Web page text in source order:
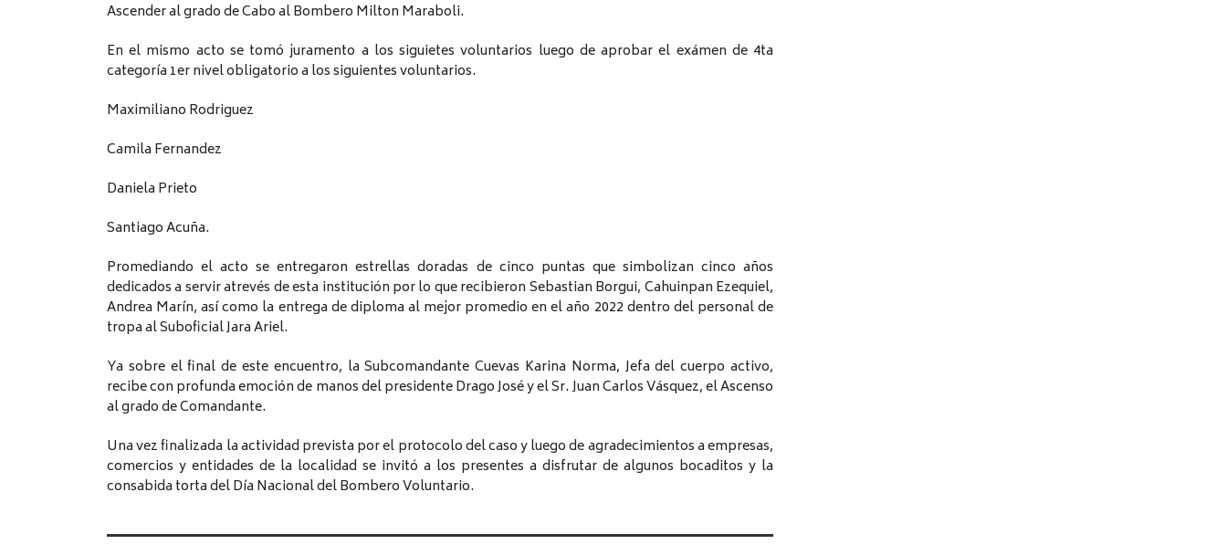
Ascender al grado de Cabo al Bombero Milton Maraboli.
En el mismo acto se tomó juramento a los siguietes voluntarios luego de aprobar el exámen de 4ta
categoría 1er nivel obligatorio a los siguientes voluntarios.
Maximiliano Rodriguez
Camila Fernandez
Daniela Prieto
Santiago Acuña.
Promediando el acto se entregaron estrellas doradas de cinco puntas que simbolizan cinco años
dedicados a servir atrevés de esta institución por lo que recibieron Sebastian Borgui, Cahuinpan Ezequiel,
Andrea Marín, así como la entrega de diploma al mejor promedio en el año 2022 dentro del personal de
tropa al Suboficial Jara Ariel.
Ya sobre el final de este encuentro, la Subcomandante Cuevas Karina Norma, Jefa del cuerpo activo,
recibe con profunda emoción de manos del presidente Drago José y el Sr. Juan Carlos Vásquez, el Ascenso
al grado de Comandante.
Una vez finalizada la actividad prevista por el protocolo del caso y luego de agradecimientos a empresas,
comercios y entidades de la localidad se invitó a los presentes a disfrutar de algunos bocaditos y la
consabida torta del Día Nacional del Bombero Voluntario.